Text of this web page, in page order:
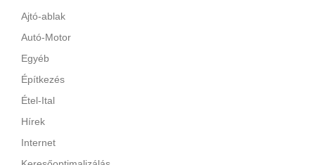
Ajtó-ablak
Autó-Motor
Egyéb
Építkezés
Étel-Ital
Hírek
Internet